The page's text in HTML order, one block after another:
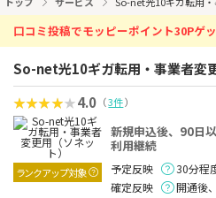
口コミ投稿でモッピーポイント30Pゲ
So-net光10ギガ転用・事業者変
4.0 （3件）
ランクアップ対象
新規申込後、90日
利用継続
予定反映
30分程
確定反映
開通後